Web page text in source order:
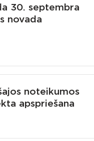
30. septembra
novada
noteikumos
apspriešana